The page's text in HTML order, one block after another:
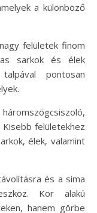
a különböző
felületek finom
sarkok és élek
pontosan
felületekhez
élek, valamint
és a sima
Kör alakú
hanem görbe